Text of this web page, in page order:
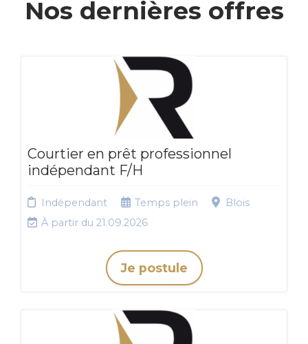
Nos dernières offres
Courtier en prêt professionnel
indépendant F/H
Indépendant Temps plein
Blois
À partir du 21.09.2026
Je postule